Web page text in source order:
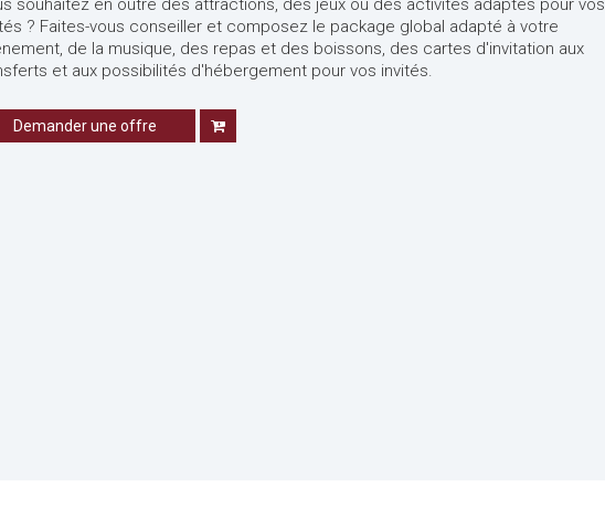
souhaitez en outre des attractions, des jeux ou des activités adaptés pour vos
? Faites-vous conseiller et composez le package global adapté à votre
de la musique, des repas et des boissons, des cartes d'invitation aux
et aux possibilités d'hébergement pour vos invités.
Demander une offre